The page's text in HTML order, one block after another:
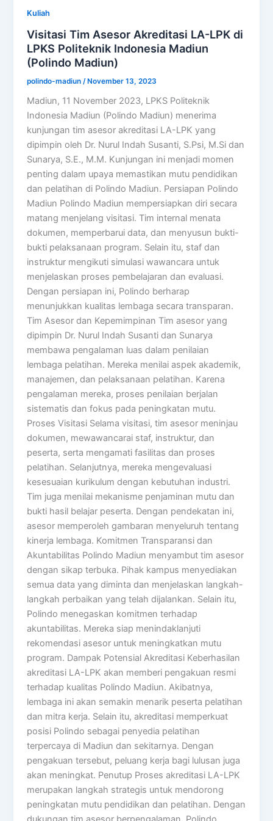
Kuliah
Visitasi Tim Asesor Akreditasi LA-LPK di
LPKS Politeknik Indonesia Madiun
(Polindo Madiun)
polindo-madiun /November 13, 2023
Madiun, 11 November 2023, LPKS Politeknik
Indonesia Madiun (Polindo Madiun) menerima
kunjungan tim asesor akreditasi LA-LPK yang
dipimpin oleh Dr. Nurul Indah Susanti, S.Psi, M.Si dan
Sunarya, S.E., M.M. Kunjungan ini menjadi momen
penting dalam upaya memastikan mutu pendidikan
dan pelatihan di Polindo Madiun. Persiapan Polindo
Madiun Polindo Madiun mempersiapkan diri secara
matang menjelang visitasi. Tim internal menata
dokumen, memperbarui data, dan menyusun bukti-
bukti pelaksanaan program. Selain itu, staf dan
instruktur mengikuti simulasi wawancara untuk
menjelaskan proses pembelajaran dan evaluasi.
Dengan persiapan ini, Polindo berharap
menunjukkan kualitas lembaga secara transparan.
Tim Asesor dan Kepemimpinan Tim asesor yang
dipimpin Dr. Nurul Indah Susanti dan Sunarya
membawa pengalaman luas dalam penilaian
lembaga pelatihan. Mereka menilai aspek akademik,
manajemen, dan pelaksanaan pelatihan. Karena
pengalaman mereka, proses penilaian berjalan
sistematis dan fokus pada peningkatan mutu.
Proses Visitasi Selama visitasi, tim asesor meninjau
dokumen, mewawancarai staf, instruktur, dan
peserta, serta mengamati fasilitas dan proses
pelatihan. Selanjutnya, mereka mengevaluasi
kesesuaian kurikulum dengan kebutuhan industri.
Tim juga menilai mekanisme penjaminan mutu dan
bukti hasil belajar peserta. Dengan pendekatan ini,
asesor memperoleh gambaran menyeluruh tentang
kinerja lembaga. Komitmen Transparansi dan
Akuntabilitas Polindo Madiun menyambut tim asesor
dengan sikap terbuka. Pihak kampus menyediakan
semua data yang diminta dan menjelaskan langkah-
langkah perbaikan yang telah dijalankan. Selain itu,
Polindo menegaskan komitmen terhadap
akuntabilitas. Mereka siap menindaklanjuti
rekomendasi asesor untuk meningkatkan mutu
program. Dampak Potensial Akreditasi Keberhasilan
akreditasi LA-LPK akan memberi pengakuan resmi
terhadap kualitas Polindo Madiun. Akibatnya,
lembaga ini akan semakin menarik peserta pelatihan
dan mitra kerja. Selain itu, akreditasi memperkuat
posisi Polindo sebagai penyedia pelatihan
terpercaya di Madiun dan sekitarnya. Dengan
pengakuan tersebut, peluang kerja bagi lulusan juga
akan meningkat. Penutup Proses akreditasi LA-LPK
merupakan langkah strategis untuk mendorong
peningkatan mutu pendidikan dan pelatihan. Dengan